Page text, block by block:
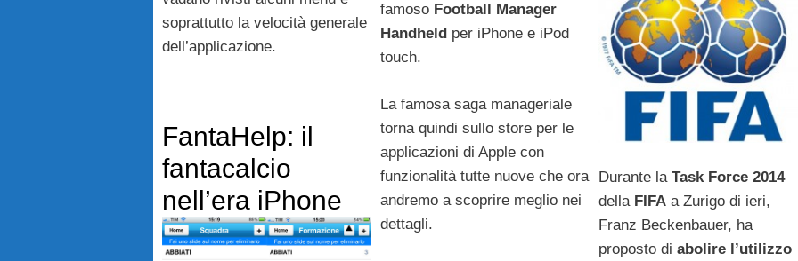
soprattutto la velocità generale
dell’applicazione.
famoso Football Manager
Handheld per iPhone e iPod
touch.
La famosa saga manageriale
torna quindi sullo store per le
applicazioni di Apple con
funzionalità tutte nuove che ora
andremo a scoprire meglio nei
dettagli.
Durante la Task Force 2014
della FIFAa Zurigo di ieri,
Franz Beckenbauer, ha
proposto di abolire l’utilizzo
FantaHelp: il
fantacalcio
nell’era iPhone